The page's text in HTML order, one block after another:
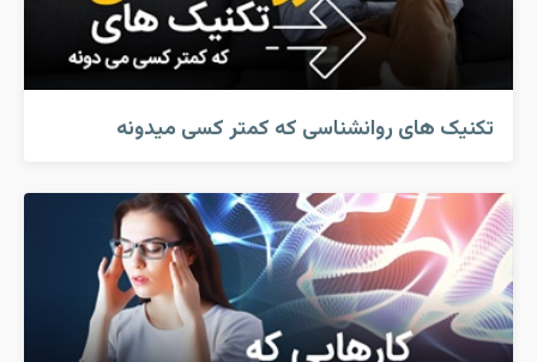
تکنیک های روانشناسی که کمتر کسی میدونه